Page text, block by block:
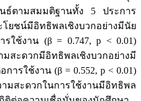
ธ์ตามสมมติฐานทั้ง 5 ประการ
ยชน์มีอิทธิพลเชิงบวกอย่างมีนัย
ใช้งาน (β = 0.747, p < 0.01)
สะดวกมีอิทธิพลเชิงบวกอย่างมี
รใช้งาน (β = 0.552, p < 0.01)
มสะดวกในการใช้งานมีอิทธิพล